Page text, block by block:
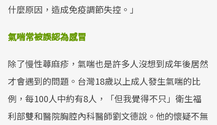
什麼原因，造成免疫調節失控。」
氣喘常被誤認為感冒
除了慢性蕁麻疹，氣喘也是許多人沒想到成年後居然
才會遇到的問題。台灣18歲以上成人發生氣喘的比
例，每100人中約有8人，「但我覺得不只」衛生福
利部雙和醫院胸腔內科醫師劉文德說。他的懷疑不無